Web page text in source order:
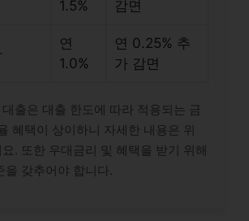
1.5% 감면
연
1.0%
연 0.25% 추
가 감면
출은 대출 한도에 따라 적용되는 금
혜택이 상이하니 자세한 내용은 위
. 또한 우대금리 및 혜택을 받기 위해
을 갖추어야 합니다.